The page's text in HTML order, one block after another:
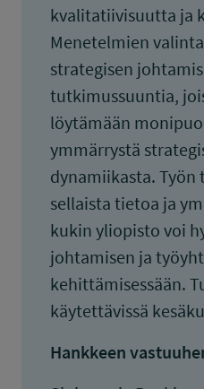
kvalitatiivisuutta ja
Menetelmien
strategisen
tutkimussuuntia,
löytämään
ymmärrystä
dynamiikasta. Työn
sellaista tietoa ja
kukin yliopisto voi
johtamisen ja
kehittämisessään.
käytettävissä
Hankkeen